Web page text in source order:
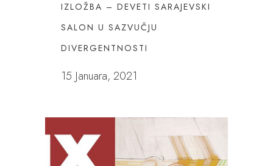
IZLOŽBA – DEVETI SARAJEVSKI
SALON U SAZVUČJU
DIVERGENTNOSTI
15 Januara, 2021